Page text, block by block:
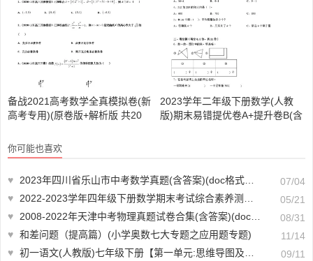
备战2021高考数学全真模拟卷(新
高考专用)(原卷版+解析版 共20
2023学年二年级下册数学(人教
版)期末易错提优卷A+提升卷B(含
你可能也喜欢
♥ 2023年四川省乐山市中考数学真题(含答案)(doc格式下载)【A01373】
07/04
♥ 2022-2023学年四年级下册数学期末考试综合素养测评A卷+B卷(含答案)(A3版doc格式下载)【A01674】
05/21
♥ 2008-2022年天津中考物理真题试卷合集(含答案)(doc格式下载)【A01006】
08/31
♥ 和差问题（提高篇）(小学奥数七大专题之应用题专题)
11/14
♥ 初一语文(人教版)七年级下册【第一单元:思维导图及教材练习答案】
09/11